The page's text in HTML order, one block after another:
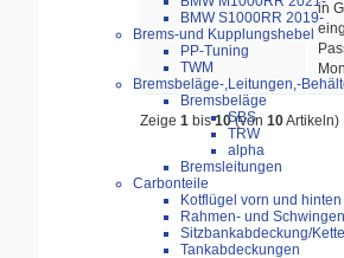
BMW S1000RR 2019-
Brems-und Kupplungshebel
PP-Tuning
TWM
Bremsbeläge-,Leitungen,-
Bremsbeläge
SBS
TRW
alpha
Bremsleitungen
Carbonteile
Kotflügel vorn und hinten
Rahmen- und
Sitzbankabdeckung/
Tankabdeckungen
in
Zeige 1bis10(von 10Artikeln)